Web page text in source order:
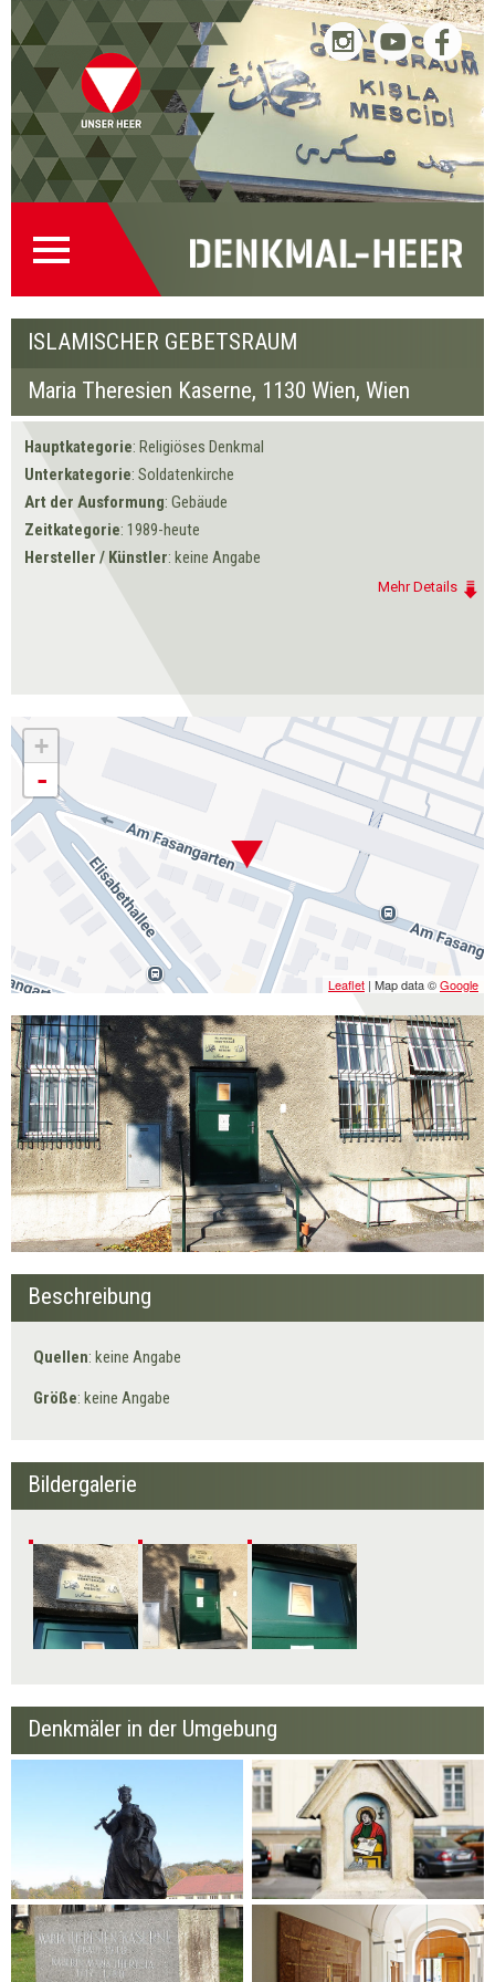
Startseite
(0)
Direkt
zur
Navigation
Direkt
zum
Inhalt
Zur
Denkmalsuche
(1)
Kontakt
(2)
ISLAMISCHER GEBETSRAUM
Maria Theresien Kaserne, 1130 Wien, Wien
Hauptkategorie: Religiöses Denkmal
Unterkategorie: Soldatenkirche
Art der Ausformung: Gebäude
Zeitkategorie: 1989-heute
Hersteller / Künstler: keine Angabe
Mehr Details
+
-
Leaflet | Map data ©Google
Beschreibung
Quellen: keine Angabe
Größe: keine Angabe
Bildergalerie
Weiter »
« Zurück Weiter »
« Zurück
Denkmäler in der Umgebung
Statue Maria Theresia
Bildstock des Heiligen
Johannes des Evangelisten
Kasernenstein Einfahrt Kasernenstein
Theresien
Kaserne
Islamischer
Gebetsraum
Theresien
Kaserne
Islamischer
Gebetsraum
Theresien
Kaserne
Islamischer
Gebetsraum